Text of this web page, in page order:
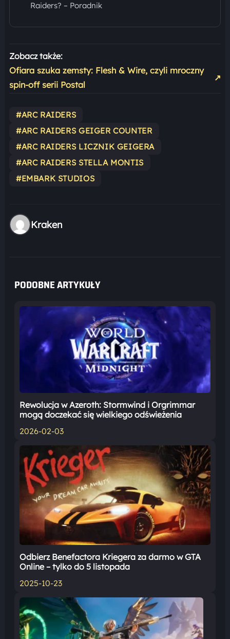
Raiders? – Poradnik
Zobacz także:
Ofiara szuka zemsty: Flesh & Wire, czyli mroczny
spin-off serii Postal
↗
#ARC RAIDERS
#ARC RAIDERS GEIGER COUNTER
#ARC RAIDERS LICZNIK GEIGERA
#ARC RAIDERS STELLA MONTIS
#EMBARK STUDIOS
Kraken
PODOBNE ARTYKUŁY
Rewolucja w Azeroth: Stormwind i Orgrimmar
mogą doczekać się wielkiego odświeżenia
2026-02-03
Odbierz Benefactora Kriegera za darmo w GTA
Online – tylko do 5 listopada
2025-10-23